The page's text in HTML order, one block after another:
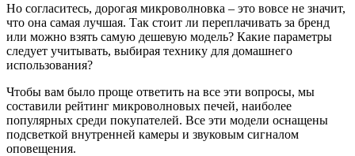
Но согласитесь, дорогая микроволновка – это вовсе не значит,
что она самая лучшая. Так стоит ли переплачивать за бренд
или можно взять самую дешевую модель? Какие параметры
следует учитывать, выбирая технику для домашнего
использования?
Чтобы вам было проще ответить на все эти вопросы, мы
составили рейтинг микроволновых печей, наиболее
популярных среди покупателей. Все эти модели оснащены
подсветкой внутренней камеры и звуковым сигналом
оповещения.